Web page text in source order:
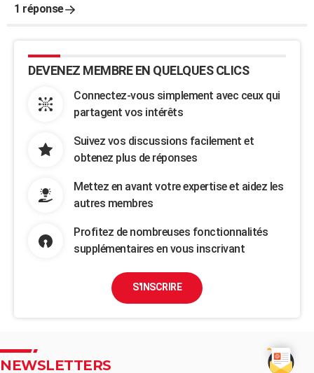
1 réponse
DEVENEZ MEMBRE EN QUELQUES CLICS
Connectez-vous simplement avec ceux qui
partagent vos intérêts
Suivez vos discussions facilement et
obtenez plus de réponses
Mettez en avant votre expertise et aidez les
autres membres
Profitez de nombreuses fonctionnalités
supplémentaires en vous inscrivant
S'INSCRIRE
NEWSLETTERS